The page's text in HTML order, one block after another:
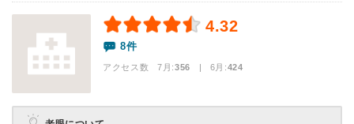
4.32
8件
アクセス数 7月:356 | 6月:424